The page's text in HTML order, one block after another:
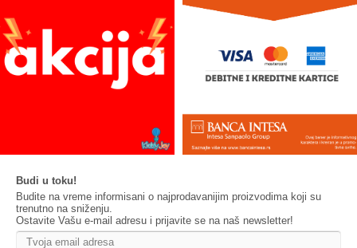
Budi u toku!
Budite na vreme informisani o najprodavanijim proizvodima koji su
trenutno na sniženju.
Ostavite Vašu e-mail adresu i prijavite se na naš newsletter!